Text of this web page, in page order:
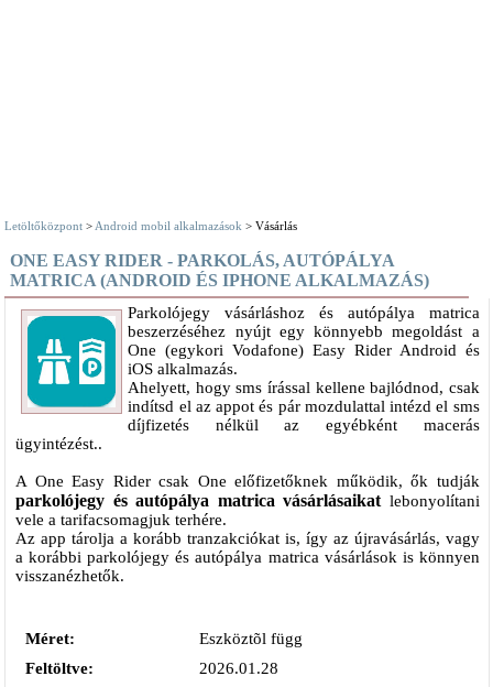
Letöltőközpont > Android mobil alkalmazások > Vásárlás
ONE EASY RIDER - PARKOLÁS, AUTÓPÁLYA
MATRICA (ANDROID ÉS IPHONE ALKALMAZÁS)
Parkolójegy vásárláshoz és autópálya matrica
beszerzéséhez nyújt egy könnyebb megoldást a
One (egykori Vodafone) Easy Rider Android és
iOS alkalmazás.
Ahelyett, hogy sms írással kellene bajlódnod, csak
indítsd el az appot és pár mozdulattal intézd el sms
díjfizetés nélkül az egyébként macerás
ügyintézést..
A One Easy Rider csak One előfizetőknek működik, ők tudják
parkolójegy és autópálya matrica vásárlásaikat lebonyolítani
vele a tarifacsomagjuk terhére.
Az app tárolja a korább tranzakciókat is, így az újravásárlás, vagy
a korábbi parkolójegy és autópálya matrica vásárlások is könnyen
visszanézhetők.
Méret:
Eszköztõl függ
Feltöltve:
2026.01.28